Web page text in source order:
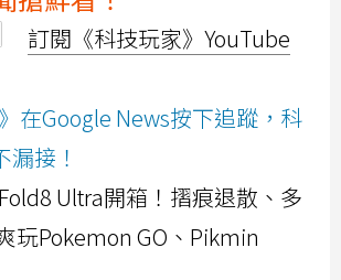
訂閱《科技玩家》YouTube
在Google News按下追蹤，科
接！
Ultra開箱！摺痕退散、多
玩Pokemon GO、Pikmin